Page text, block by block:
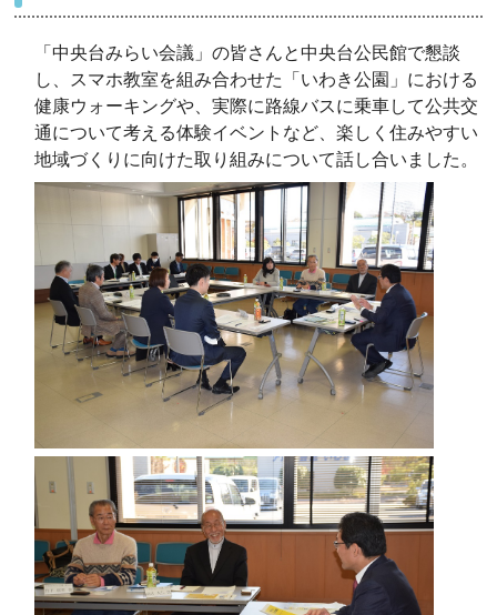
「中央台みらい会議」の皆さんと中央台公民館で懇談
し、スマホ教室を組み合わせた「いわき公園」における
健康ウォーキングや、実際に路線バスに乗車して公共交
通について考える体験イベントなど、楽しく住みやすい
地域づくりに向けた取り組みについて話し合いました。